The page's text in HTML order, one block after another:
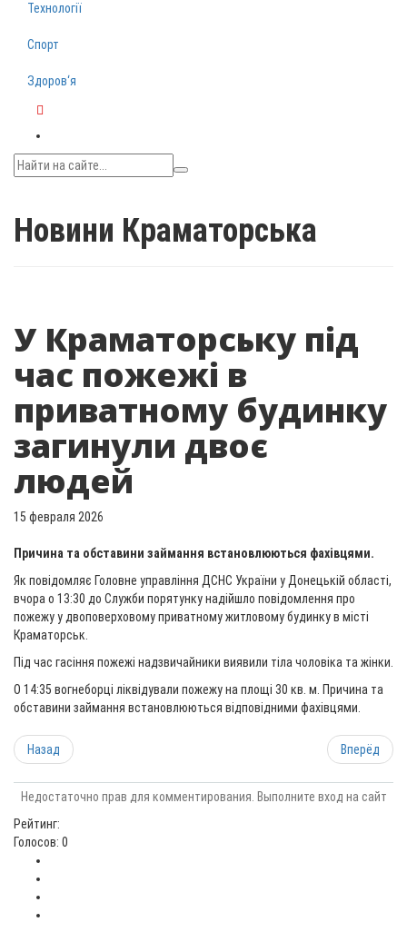
Технології
Спорт
Здоров‘я
Новини Краматорська
У Краматорську під
час пожежі в
приватному будинку
загинули двоє
людей
15 февраля 2026
Причина та обставини займання встановлюються фахівцями.
Як повідомляє Головне управління ДСНС України у Донецькій області,
вчора о 13:30 до Служби порятунку надійшло повідомлення про
пожежу у двоповерховому приватному житловому будинку в місті
Краматорськ.
Під час гасіння пожежі надзвичайники виявили тіла чоловіка та жінки.
О 14:35 вогнеборці ліквідували пожежу на площі 30 кв. м. Причина та
обставини займання встановлюються відповідними фахівцями.
Назад Вперёд
Недостаточно прав для комментирования. Выполните вход на сайт
Рейтинг:
Голосов: 0